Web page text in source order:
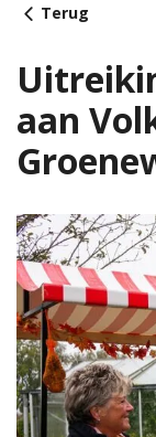
Terug
aan